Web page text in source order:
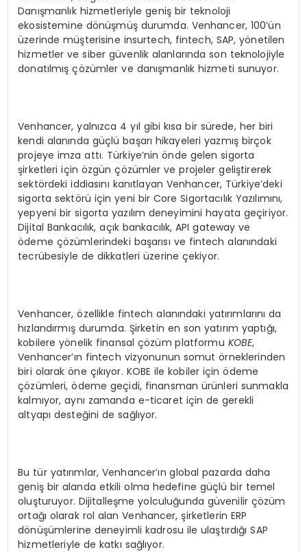
Danışmanlık hizmetleriyle geniş bir teknoloji
ekosistemine dönüşmüş durumda. Venhancer, 100’ün
üzerinde müşterisine insurtech, fintech, SAP, yönetilen
hizmetler ve siber güvenlik alanlarında son teknolojiyle
donatılmış çözümler ve danışmanlık hizmeti sunuyor.
Venhancer, yalnızca 4 yıl gibi kısa bir sürede, her biri
kendi alanında güçlü başarı hikayeleri yazmış birçok
projeye imza attı. Türkiye’nin önde gelen sigorta
şirketleri için özgün çözümler ve projeler geliştirerek
sektördeki iddiasını kanıtlayan Venhancer, Türkiye’deki
sigorta sektörü için yeni bir Core Sigortacılık Yazılımını,
yepyeni bir sigorta yazılım deneyimini hayata geçiriyor.
Dijital Bankacılık, açık bankacılık, API gateway ve
ödeme çözümlerindeki başarısı ve fintech alanındaki
tecrübesiyle de dikkatleri üzerine çekiyor.
Venhancer, özellikle fintech alanındaki yatırımlarını da
hızlandırmış durumda. Şirketin en son yatırım yaptığı,
kobilere yönelik finansal çözüm platformu KOBE,
Venhancer’ın fintech vizyonunun somut örneklerinden
biri olarak öne çıkıyor. KOBE ile kobiler için ödeme
çözümleri, ödeme geçidi, finansman ürünleri sunmakla
kalmıyor, aynı zamanda e-ticaret için de gerekli
altyapı desteğini de sağlıyor.
Bu tür yatırımlar, Venhancer’ın global pazarda daha
geniş bir alanda etkili olma hedefine güçlü bir temel
oluşturuyor. Dijitalleşme yolculuğunda güvenilir çözüm
ortağı olarak rol alan Venhancer, şirketlerin ERP
dönüşümlerine deneyimli kadrosu ile ulaştırdığı SAP
hizmetleriyle de katkı sağlıyor.